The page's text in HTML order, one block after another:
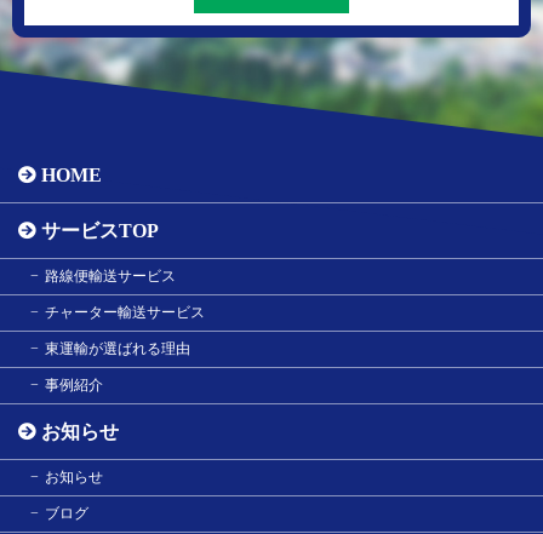
HOME
サービスTOP
路線便輸送サービス
チャーター輸送サービス
東運輸が選ばれる理由
事例紹介
お知らせ
お知らせ
ブログ